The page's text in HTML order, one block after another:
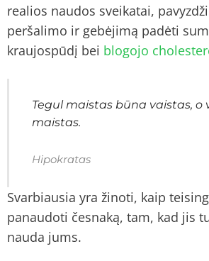
realios naudos sveikatai,
peršalimo ir gebėjimą padėti
kraujospūdį bei blogojo
Tegul maistas būna vaistas, o
maistas.
Hipokratas
Svarbiausia yra žinoti, kaip
panaudoti česnaką, tam, kad jis
nauda jums.